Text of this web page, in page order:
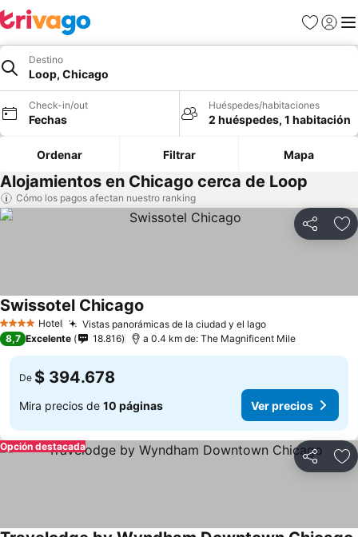
Favoritos
Iniciar
Destino
Loop, Chicago
Check-in/out
Fechas
Huéspedes/habitaciones
2 huéspedes, 1 habitación
Ordenar Filtrar Mapa
Alojamientos en Chicago cerca de Loop
Cómo los pagos afectan nuestro ranking
Compartir
4 EstrellasHotel Vistas panorámicas de la ciudad y el lago
Swissotel Chicago
8,7 Excelente 18.816 a 0.4 km de: The Magnificent Mile
De $ 394.678
Mira precios de 10 páginas Ver precios
Compartir
Opción destacada